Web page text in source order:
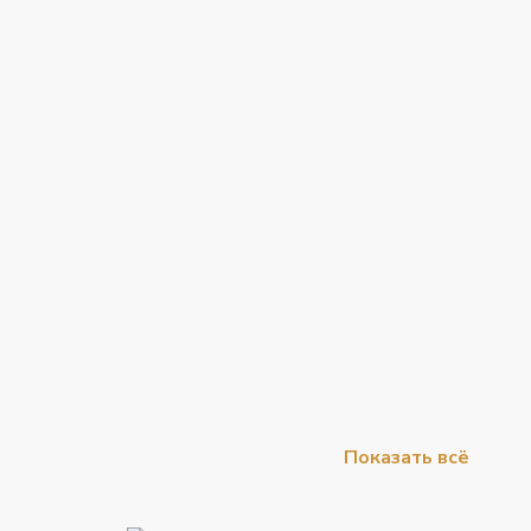
Показать всё